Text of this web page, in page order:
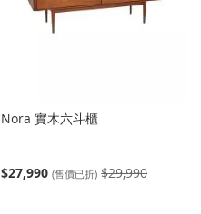
Nora 實木六斗櫃
$27,990 (售價已折) $29,990